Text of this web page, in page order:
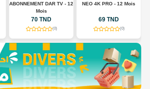
ABONNEMENT DAR TV - 12
Mois
70 TND
(0)
NEO 4K PRO - 12 Mois
69 TND
(0)